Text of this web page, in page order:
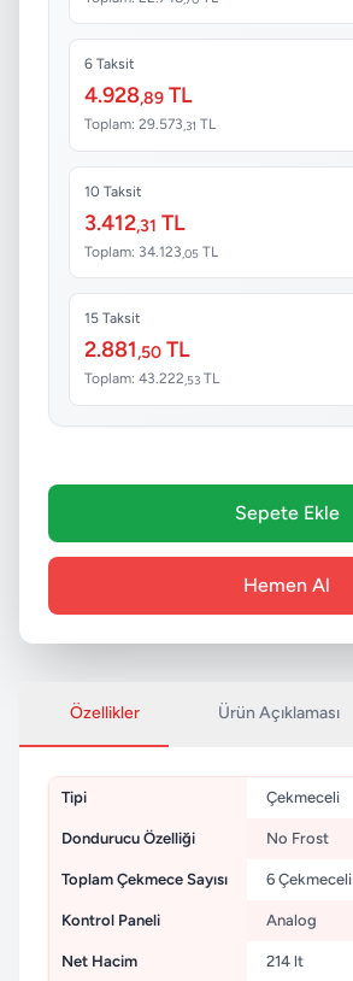
6 Taksit
4.928,89 TL
Toplam: 29.573,31 TL
10 Taksit
3.412,31 TL
Toplam: 34.123 ,05 TL
15 Taksit
2.881,50 TL
Toplam: 43.222,53 TL
Sepete Ekle
Hemen Al
Özellikler Ürün Açıklaması
Tipi Çekmeceli
Dondurucu Özelliği No Frost
Toplam Çekmece Sayısı 6 Çekmeceli
Kontrol Paneli Analog
Net Hacim 214 lt